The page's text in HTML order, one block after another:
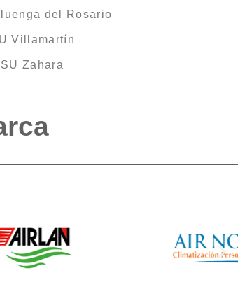
del Rosario
Villamartín
Zahara